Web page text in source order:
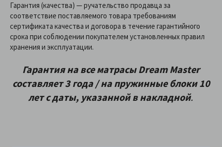
Гарантия (качества) — ручательство продавца за
соответствие поставляемого товара требованиям
сертификата качества и договора в течение гарантийного
срока при соблюдении покупателем установленных правил
хранения и эксплуатации.
Гарантия на все матрасы Dream Master
составляет 3 года / на пружинные блоки 10
лет с даты, указанной в накладной.